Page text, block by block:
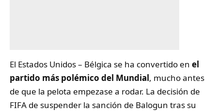
El Estados Unidos – Bélgica se ha convertido en el
partido más polémico del Mundial, mucho antes
de que la pelota empezase a rodar. La decisión de
FIFA de suspender la sanción de Balogun tras su